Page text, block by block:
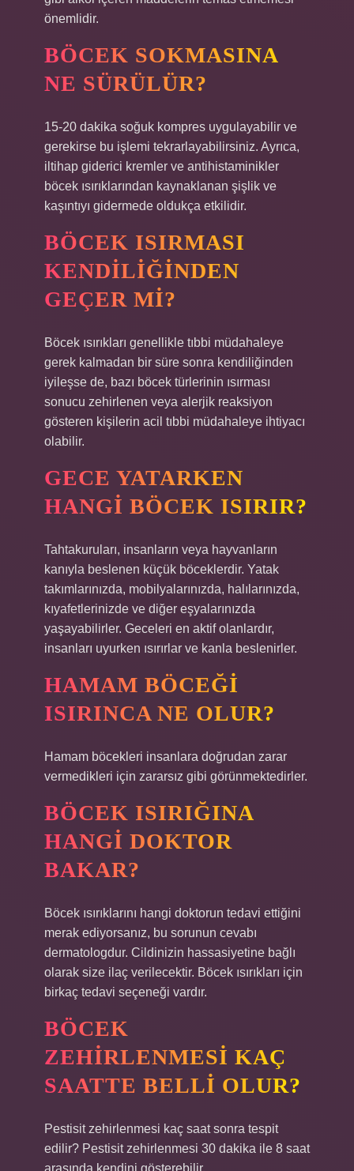
önemlidir.
BÖCEK SOKMASINA
NE SÜRÜLÜR?
15-20 dakika soğuk kompres uygulayabilir ve
gerekirse bu işlemi tekrarlayabilirsiniz. Ayrıca,
iltihap giderici kremler ve antihistaminikler
böcek ısırıklarından kaynaklanan şişlik ve
kaşıntıyı gidermede oldukça etkilidir.
BÖCEK ISIRMASI
KENDILIĞINDEN
GEÇER MI?
Böcek ısırıkları genellikle tıbbi müdahaleye
gerek kalmadan bir süre sonra kendiliğinden
iyileşse de, bazı böcek türlerinin ısırması
sonucu zehirlenen veya alerjik reaksiyon
gösteren kişilerin acil tıbbi müdahaleye ihtiyacı
olabilir.
GECE YATARKEN
HANGI BÖCEK ISIRIR?
Tahtakuruları, insanların veya hayvanların
kanıyla beslenen küçük böceklerdir. Yatak
takımlarınızda, mobilyalarınızda, halılarınızda,
kıyafetlerinizde ve diğer eşyalarınızda
yaşayabilirler. Geceleri en aktif olanlardır,
insanları uyurken ısırırlar ve kanla beslenirler.
HAMAM BÖCEĞI
ISIRINCA NE OLUR?
Hamam böcekleri insanlara doğrudan zarar
vermedikleri için zararsız gibi görünmektedirler.
BÖCEK ISIRIĞINA
HANGI DOKTOR
BAKAR?
Böcek ısırıklarını hangi doktorun tedavi ettiğini
merak ediyorsanız, bu sorunun cevabı
dermatologdur. Cildinizin hassasiyetine bağlı
olarak size ilaç verilecektir. Böcek ısırıkları için
birkaç tedavi seçeneği vardır.
BÖCEK
ZEHIRLENMESI KAÇ
SAATTE BELLI OLUR?
Pestisit zehirlenmesi kaç saat sonra tespit
edilir? Pestisit zehirlenmesi 30 dakika ile 8 saat
arasında kendini gösterebilir.